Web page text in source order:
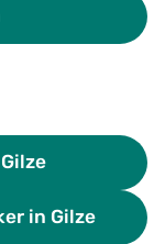
in Gilze